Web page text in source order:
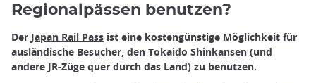
Regionalpässen benutzen?
Der Japan Rail Pass ist eine kostengünstige Möglichkeit für
ausländische Besucher, den Tokaido Shinkansen (und
andere JR-Züge quer durch das Land) zu benutzen.